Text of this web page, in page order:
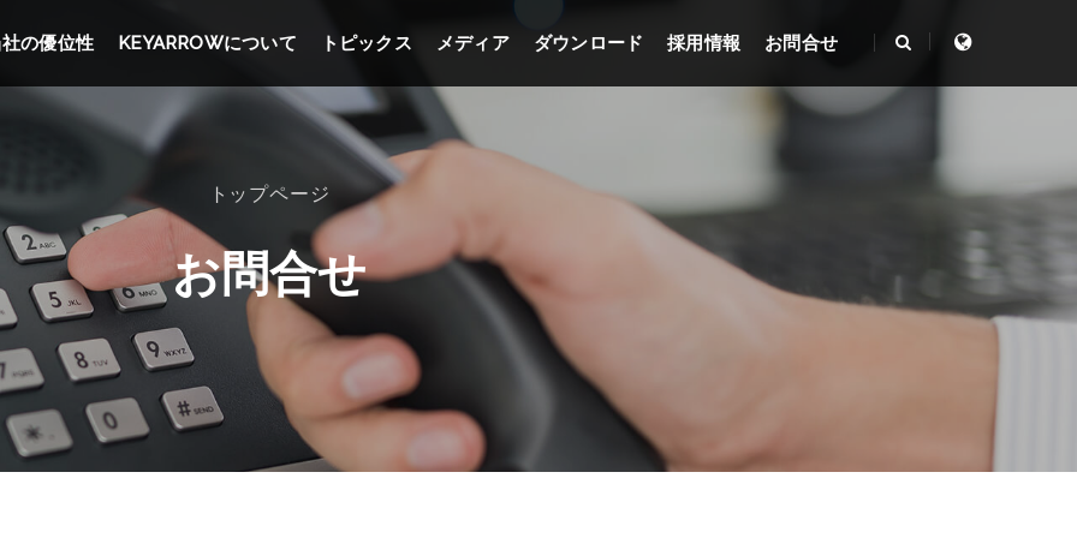
の優位性 KEYARROWについて トピックス メディア ダウンロード 採用情報 お問合せ
トップページ
お問合せ